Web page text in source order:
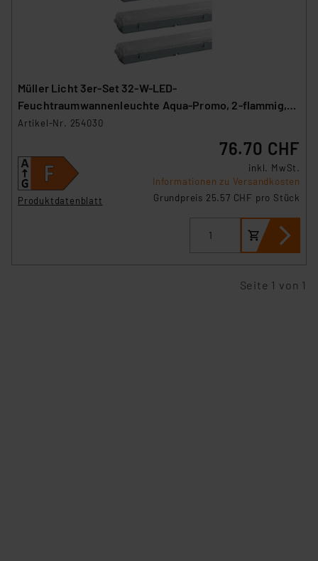
Müller Licht 3er-Set 32-W-LED-
Feuchtraumwannenleuchte Aqua-Promo, 2-flammig,
3360 lm, 4000 K, 120 cm
Artikel-Nr. 254030
Produktdatenblatt
76.70 CHF
inkl. MwSt.
Informationen zu Versandkosten
Grundpreis 25.57 CHF pro Stück
Seite 1 von 1